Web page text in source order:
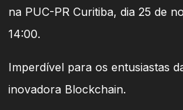
na PUC-PR Curitiba, dia 25 de
14:00.
Imperdível para os entusiastas
inovadora Blockchain.